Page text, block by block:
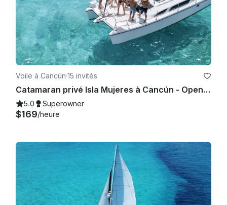
plus avant le début de l'activité ou de la visite sans frais ni
pénalité.
délai de 20 jours ou moins, entraînant une pénalité de 30 %.
Tenue recommandée
solaire
Voile à Cancún·15 invités
Catamaran privé Isla Mujeres à Cancún - Open Bar, déjeuner de plongée avec tuba et divertissement
5.0 Superowner
$169/heure